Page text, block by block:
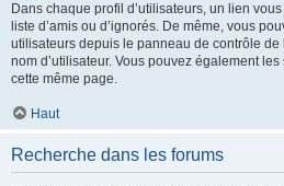
Dans chaque profil d’utilisateurs, un lien
liste d’amis ou d’ignorés. De même, vous
utilisateurs depuis le panneau de contrôle de
nom d’utilisateur. Vous pouvez également
cette même page.
Haut
Recherche dans les forums